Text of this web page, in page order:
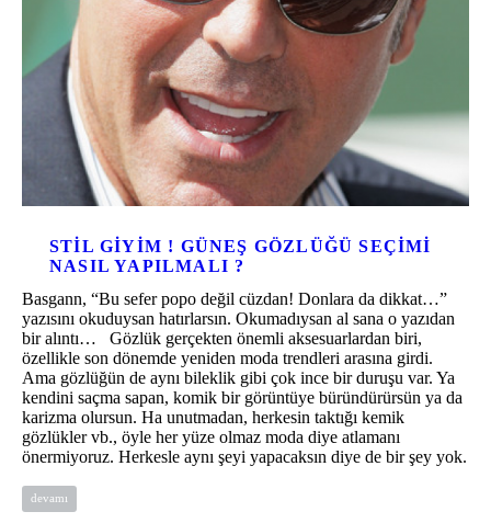
STIL GIYIM ! GÜNEŞ GÖZLÜĞÜ SEÇIMI
NASIL YAPILMALI ?
Basgann, “Bu sefer popo değil cüzdan! Donlara da dikkat…”
yazısını okuduysan hatırlarsın. Okumadıysan al sana o yazıdan
bir alıntı… Gözlük gerçekten önemli aksesuarlardan biri,
özellikle son dönemde yeniden moda trendleri arasına girdi.
Ama gözlüğün de aynı bileklik gibi çok ince bir duruşu var. Ya
kendini saçma sapan, komik bir görüntüye büründürürsün ya da
karizma olursun. Ha unutmadan, herkesin taktığı kemik
gözlükler vb., öyle her yüze olmaz moda diye atlamanı
önermiyoruz. Herkesle aynı şeyi yapacaksın diye de bir şey yok.
devamı